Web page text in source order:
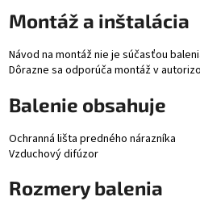
Montáž a inštalácia
Návod na montáž nie je súčasťou
Dôrazne sa odporúča montáž v
Balenie obsahuje
Ochranná lišta predného nárazníka
Vzduchový difúzor
Rozmery balenia